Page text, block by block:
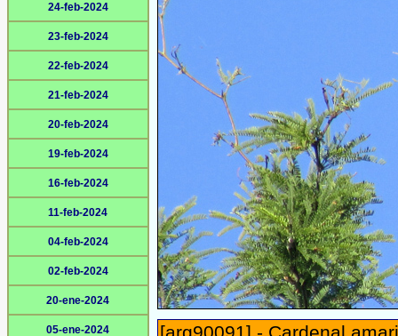
24-feb-2024
23-feb-2024
22-feb-2024
21-feb-2024
20-feb-2024
19-feb-2024
16-feb-2024
11-feb-2024
04-feb-2024
02-feb-2024
20-ene-2024
05-ene-2024